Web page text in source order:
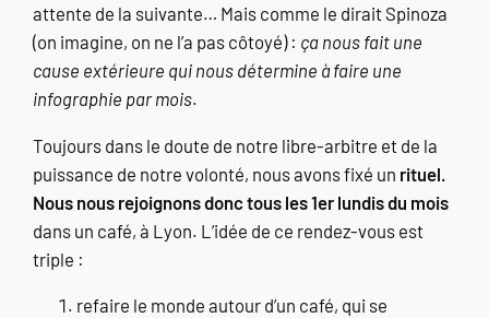
attente de la suivante… Mais comme le dirait Spinoza
(on imagine, on ne l’a pas côtoyé) : ça nous fait une
cause extérieure qui nous détermine à faire une
infographie par mois.
Toujours dans le doute de notre libre-arbitre et de la
puissance de notre volonté, nous avons fixé un rituel.
Nous nous rejoignons donc tous les 1er lundis du mois
dans un café, à Lyon. L’idée de ce rendez-vous est
triple :
refaire le monde autour d’un café, qui se